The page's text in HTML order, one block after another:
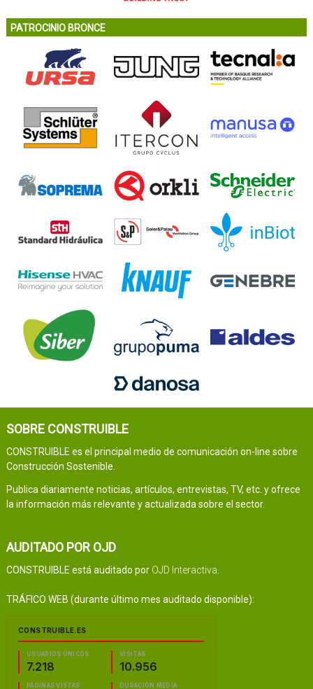
PATROCINIO BRONCE
SOBRE CONSTRUIBLE
CONSTRUIBLE es el principal medio de comunicación on-line sobre
Construcción Sostenible.
Publica diariamente noticias, artículos, entrevistas, TV, etc. y ofrece
la información más relevante y actualizada sobre el sector.
AUDITADO POR OJD
CONSTRUIBLE está auditado por OJD Interactiva.
TRÁFICO WEB (durante último mes auditado disponible):